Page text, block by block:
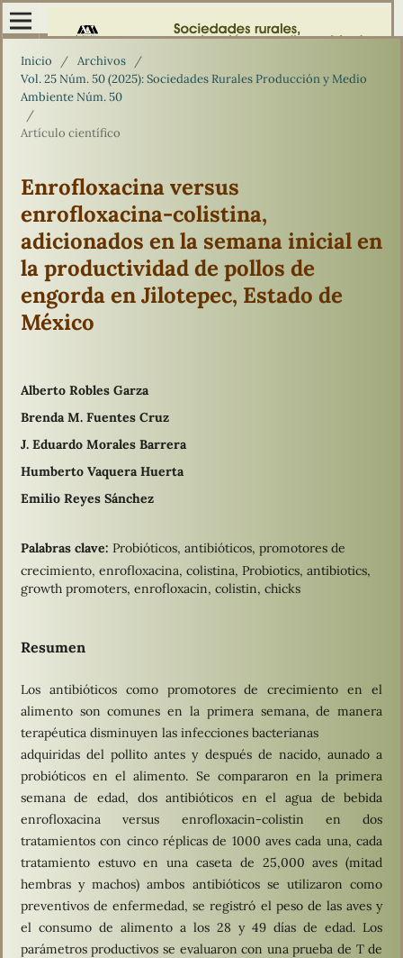
Inicio / Archivos
/
Vol. 25 Núm. 50 (2025): Sociedades Rurales Producción y Medio
Ambiente Núm. 50
/
Artículo científico
Enrofloxacina versus
enrofloxacina-colistina,
adicionados en la semana inicial en
la productividad de pollos de
engorda en Jilotepec, Estado de
México
Alberto Robles Garza
Brenda M. Fuentes Cruz
J. Eduardo Morales Barrera
Humberto Vaquera Huerta
Emilio Reyes Sánchez
Palabras clave: Probióticos, antibióticos, promotores de
crecimiento, enrofloxacina, colistina, Probiotics, antibiotics,
growth promoters, enrofloxacin, colistin, chicks
Resumen
Los antibióticos como promotores de crecimiento en el
alimento son comunes en la primera semana, de manera
terapéutica disminuyen las infecciones bacterianas
adquiridas del pollito antes y después de nacido, aunado a
probióticos en el alimento. Se compararon en la primera
semana de edad, dos antibióticos en el agua de bebida
enrofloxacina versus enrofloxacin-colistin en dos
tratamientos con cinco réplicas de 1000 aves cada una, cada
tratamiento estuvo en una caseta de 25,000 aves (mitad
hembras y machos) ambos antibióticos se utilizaron como
preventivos de enfermedad, se registró el peso de las aves y
el consumo de alimento a los 28 y 49 días de edad. Los
parámetros productivos se evaluaron con una prueba de T de